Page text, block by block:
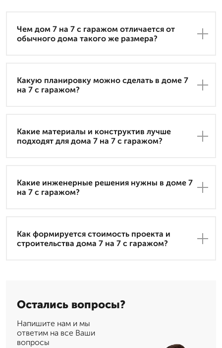
Чем дом 7 на 7 с гаражом отличается от
обычного дома такого же размера?
Какую планировку можно сделать в доме 7
на 7 с гаражом?
Какие материалы и конструктив лучше
подходят для дома 7 на 7 с гаражом?
Какие инженерные решения нужны в доме 7
на 7 с гаражом?
Как формируется стоимость проекта и
строительства дома 7 на 7 с гаражом?
Остались вопросы?
Напишите нам и мы
ответим на все Ваши
вопросы